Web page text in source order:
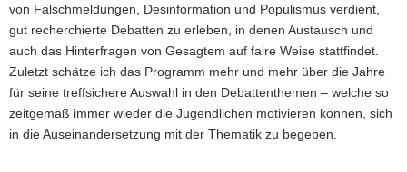
von Falschmeldungen, Desinformation und Populismus verdient,
gut recherchierte Debatten zu erleben, in denen Austausch und
auch das Hinterfragen von Gesagtem auf faire Weise stattfindet.
Zuletzt schätze ich das Programm mehr und mehr über die Jahre
für seine treffsichere Auswahl in den Debattenthemen – welche so
zeitgemäß immer wieder die Jugendlichen motivieren können, sich
in die Auseinandersetzung mit der Thematik zu begeben.